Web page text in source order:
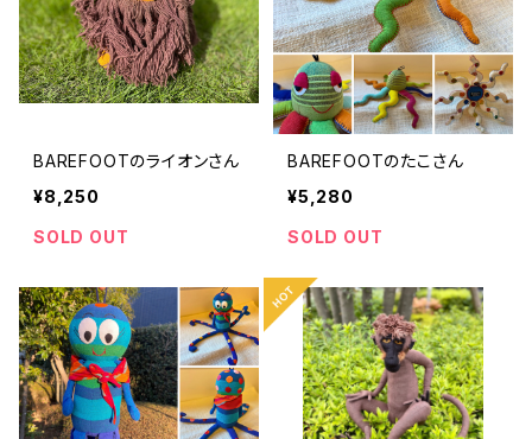
BAREFOOTのライオンさん
¥8,250
SOLD OUT
BAREFOOTのたこさん
¥5,280
SOLD OUT